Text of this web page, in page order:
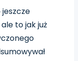
jeszcze
to jak już